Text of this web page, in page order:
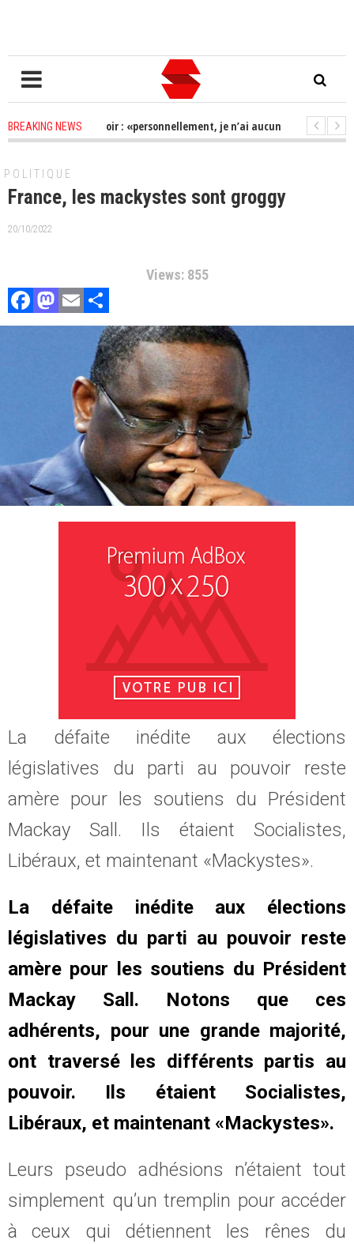
BREAKING NEWS
la perte du pouvoir : «personnellement, je n’ai aucun soucis à me
POLITIQUE
France, les mackystes sont groggy
20/10/2022
Views: 855
Facebook
Mastodon
Email
La défaite inédite aux élections
législatives du parti au pouvoir reste
amère pour les soutiens du Président
Mackay Sall. Ils étaient Socialistes,
Libéraux, et maintenant «Mackystes».
La défaite inédite aux élections
législatives du parti au pouvoir reste
amère pour les soutiens du Président
Mackay Sall. Notons que ces
adhérents, pour une grande majorité,
ont traversé les différents partis au
pouvoir. Ils étaient Socialistes,
Libéraux, et maintenant «Mackystes».
Leurs pseudo adhésions n’étaient tout
simplement qu’un tremplin pour accéder
à ceux qui détiennent les rênes du